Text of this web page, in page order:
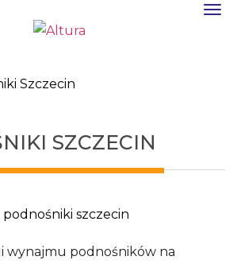
Szczecin
SZCZECIN
wynajmu podnośników na